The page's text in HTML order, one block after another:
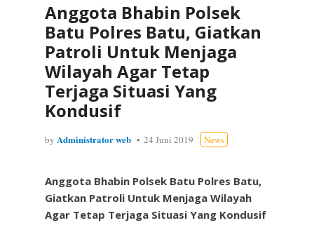
Anggota Bhabin Polsek
Batu Polres Batu, Giatkan
Patroli Untuk Menjaga
Wilayah Agar Tetap
Terjaga Situasi Yang
Kondusif
by Administrator web 24 Juni 2019 News
Anggota Bhabin Polsek Batu Polres Batu,
Giatkan Patroli Untuk Menjaga Wilayah
Agar Tetap Terjaga Situasi Yang Kondusif